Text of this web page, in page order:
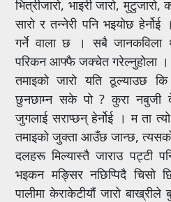
भित्रीजारो, भाइरी जारो,
सारो र तन्नेरी पनि भइयोछ
गर्ने वाला छ । सबै जानकविला
परिकन आफ्फै जक्चेत गरेल्नुहोला ।
तमाइको जारो यति ठूल्याउछ
छुनछाम्न सके पो ? कुरा नबुजी
जुगलाई सराप्छन् हेर्नोई । म ता
तमाइको जुक्ता आउँछ जान्छ,
दलहरू मिल्यास्तै जाराउ पट्टी
भइकन मङ्सिर नछिप्पिदै चिसो
पालीमा केराकेटीयौं जारो